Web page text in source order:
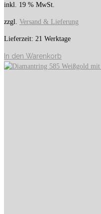
inkl. 19 % MwSt.
zzgl. Versand & Lieferung
Lieferzeit: 21 Werktage
In den Warenkorb